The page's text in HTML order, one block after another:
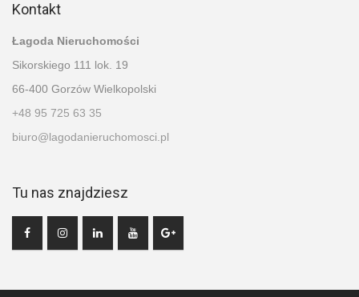
Kontakt
Łagoda Nieruchomości
Sikorskiego 111 lok. 19
66-400 Gorzów Wielkopolski
+48 95 725 63 35
biuro@lagodanieruchomosci.pl
Tu nas znajdziesz